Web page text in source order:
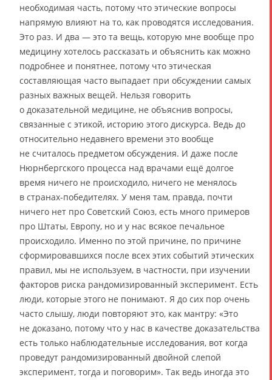
необходимая часть, потому что этические вопросы
напрямую влияют на то, как проводятся исследования.
Это раз. И два — это та вещь, которую мне вообще про
медицину хотелось рассказать и объяснить как можно
подробнее и понятнее, потому что этическая
составляющая часто выпадает при обсуждении самых
разных важных вещей. Нельзя говорить
о доказательной медицине, не объяснив вопросы,
связанные с этикой, историю этого дискурса. Ведь до
относительно недавнего времени это вообще
не считалось предметом обсуждения. И даже после
Нюрнбергского процесса над врачами ещё долгое
время ничего не происходило, ничего не менялось
в странах-победителях. У меня там, правда, почти
ничего нет про Советский Союз, есть много примеров
про Штаты, Европу, но и у нас всякое печальное
происходило. Именно по этой причине, по причине
сформировавшихся после всех этих событий этических
правил, мы не используем, в частности, при изучении
факторов риска рандомизированный эксперимент. Есть
люди, которые этого не понимают. Я до сих пор очень
часто слышу, люди повторяют это, как мантру: «Это
не доказано, потому что у нас в качестве доказательства
есть только наблюдательные исследования, вот когда
проведут рандомизированный двойной слепой
эксперимент, тогда и поговорим». Так ведь иногда это